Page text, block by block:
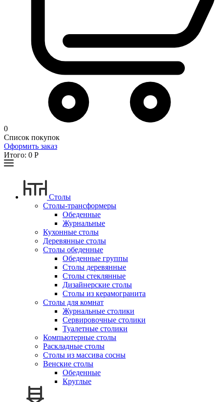
0
Список покупок
Оформить заказ
Итого: 0 Р
Столы
Столы-трансформеры
Обеденные
Журнальные
Кухонные столы
Деревянные столы
Столы обеденные
Обеденные группы
Столы деревянные
Столы стеклянные
Дизайнерские столы
Столы из керамогранита
Столы для комнат
Журнальные столики
Сервировочные столики
Туалетные столики
Компьютерные столы
Раскладные столы
Столы из массива сосны
Венские столы
Обеденные
Круглые